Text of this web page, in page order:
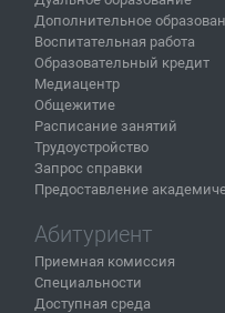
Дополнительное
Воспитательная работа
Образовательный кредит
Медиацентр
Общежитие
Расписание занятий
Трудоустройство
Запрос справки
Предоставление
Абитуриент
Приемная комиссия
Специальности
Доступная среда